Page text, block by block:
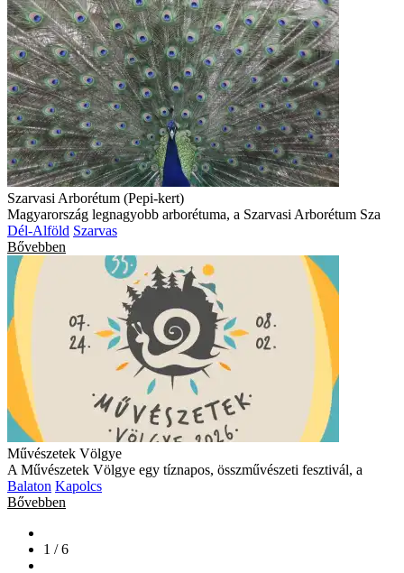
Szarvasi Arborétum (Pepi-kert)
Magyarország legnagyobb arborétuma, a Szarvasi Arborétum Sza
Dél-Alföld Szarvas
Bővebben
Művészetek Völgye
A Művészetek Völgye egy tíznapos, összművészeti fesztivál, a
Balaton Kapolcs
Bővebben
1 / 6